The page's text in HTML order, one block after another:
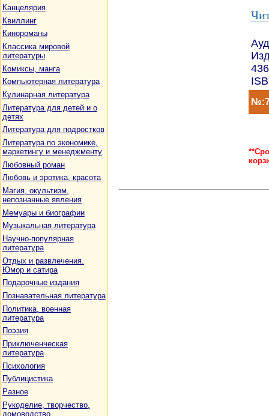
Канцелярия
Квиллинг
Кинороманы
Классика мировой
литературы
Комиксы, манга
Компьютерная литература
Кулинарная литература
Литература для детей и о
детях
Литература для подростков
Литература по экономике,
маркетингу и менеджменту
Любовный роман
Любовь и эротика, красота
Магия, окультизм,
непознанные явления
Мемуары и биографии
Музыкальная литература
Научно-популярная
литература
Отдых и развлечения.
Юмор и сатира
Подарочные издания
Познавательная литература
Политика, военная
литература
Поэзия
Приключенческая
литература
Психология
Публицистика
Разное
Рукоделие, творчество,
домоводство